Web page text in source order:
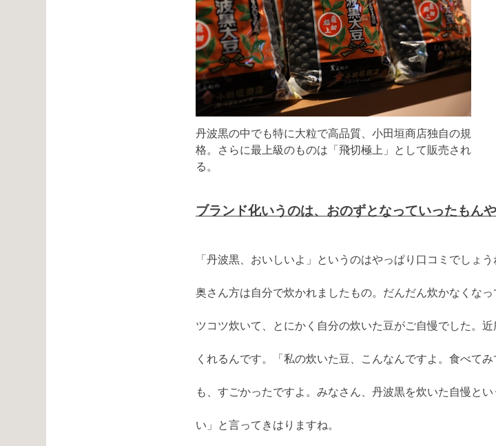
丹波黒の中でも特に大粒で高品質、小田垣商店独自の規
格。さらに最上級のものは「飛切極上」として販売され
る。
ブランド化いうのは、おのずとなっていったもん
「丹波黒、おいしいよ」というのはやっぱり口コミでしょ
奥さん方は自分で炊かれましたもの。だんだん炊かなくな
ツコツ炊いて、とにかく自分の炊いた豆がご自慢でした。
くれるんです。「私の炊いた豆、こんなんですよ。食べて
も、すごかったですよ。みなさん、丹波黒を炊いた自慢と
い」と言ってきはりますね。